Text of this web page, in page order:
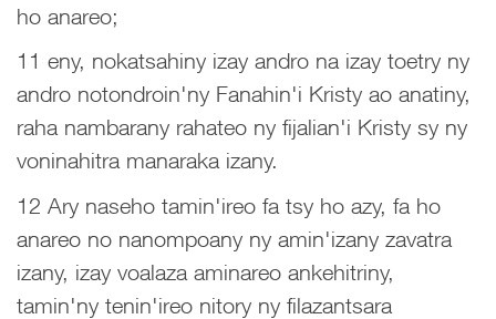
ho anareo;
11 eny, nokatsahiny izay andro na izay toetry ny
andro notondroin'ny Fanahin'i Kristy ao anatiny,
raha nambarany rahateo ny fijalian'i Kristy sy ny
voninahitra manaraka izany.
12 Ary naseho tamin'ireo fa tsy ho azy, fa ho
anareo no nanompoany ny amin'izany zavatra
izany, izay voalaza aminareo ankehitriny,
tamin'ny tenin'ireo nitory ny filazantsara